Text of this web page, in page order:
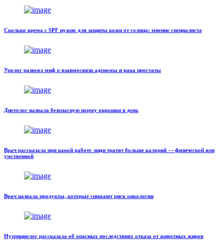
Сколько крема с SPF нужно для защиты кожи от солнца: мнение специалиста
Уролог развеял миф о взаимосвязи аденомы и рака простаты
Диетолог назвала безопасную норму окрошки в день
Врач рассказала при какой работе люди тратят больше калорий — физической или
умственной
Врач назвала продукты, которые снижают риск онкологии
Нутрициолог рассказала об опасных последствиях отказа от животных жиров